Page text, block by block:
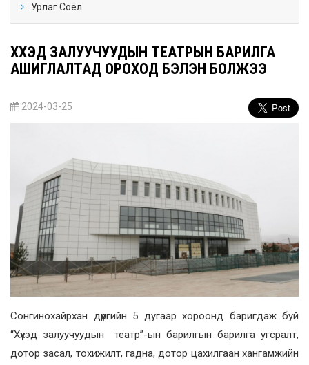
Урлаг Соёл
ХҮҮХЭД ЗАЛУУЧУУДЫН ТЕАТРЫН БАРИЛГА
АШИГЛАЛТАД ОРОХОД БЭЛЭН БОЛЖЭЭ
2024-03-25
Сонгинохайрхан дүүргийн 5 дугаар хороонд баригдаж буй
“Хүүхэд залуучуудын театр”-ын барилгын барилга угсралт,
дотор засал, тохижилт, гадна, дотор цахилгаан хангамжийн